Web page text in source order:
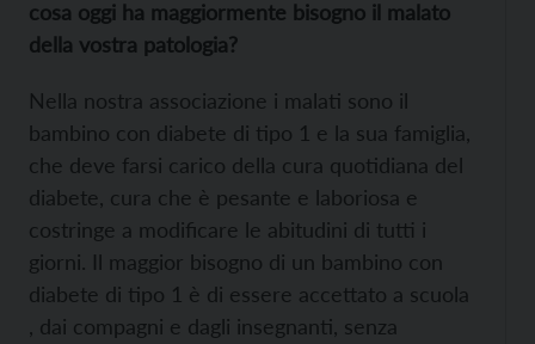
cosa oggi ha maggiormente bisogno il malato
della vostra patologia?
Nella nostra associazione i malati sono il
bambino con diabete di tipo 1 e la sua famiglia,
che deve farsi carico della cura quotidiana del
diabete, cura che è pesante e laboriosa e
costringe a modificare le abitudini di tutti i
giorni. Il maggior bisogno di un bambino con
diabete di tipo 1 è di essere accettato a scuola
, dai compagni e dagli insegnanti, senza